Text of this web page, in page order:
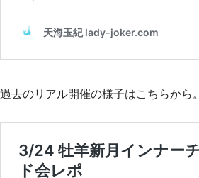
過去のリアル開催の様子はこちらから。